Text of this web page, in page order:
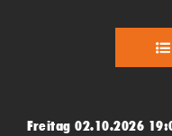
Freitag 02.10.2026